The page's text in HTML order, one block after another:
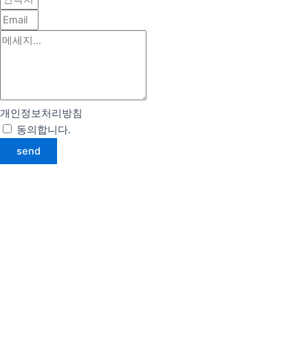
개인정보처리방침
동의합니다.
send